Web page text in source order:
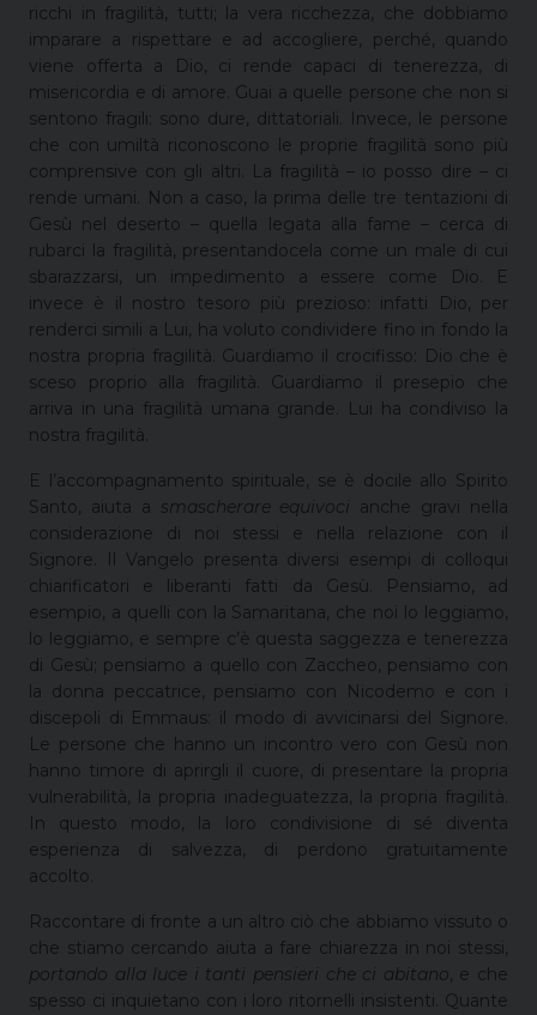
ricchi in fragilità, tutti; la vera ricchezza, che dobbiamo
imparare a rispettare e ad accogliere, perché, quando
viene offerta a Dio, ci rende capaci di tenerezza, di
misericordia e di amore. Guai a quelle persone che non si
sentono fragili: sono dure, dittatoriali. Invece, le persone
che con umiltà riconoscono le proprie fragilità sono più
comprensive con gli altri. La fragilità – io posso dire – ci
rende umani. Non a caso, la prima delle tre tentazioni di
Gesù nel deserto – quella legata alla fame – cerca di
rubarci la fragilità, presentandocela come un male di cui
sbarazzarsi, un impedimento a essere come Dio. E
invece è il nostro tesoro più prezioso: infatti Dio, per
renderci simili a Lui, ha voluto condividere fino in fondo la
nostra propria fragilità. Guardiamo il crocifisso: Dio che è
sceso proprio alla fragilità. Guardiamo il presepio che
arriva in una fragilità umana grande. Lui ha condiviso la
nostra fragilità.
E l’accompagnamento spirituale, se è docile allo Spirito
Santo, aiuta a smascherare equivoci anche gravi nella
considerazione di noi stessi e nella relazione con il
Signore. Il Vangelo presenta diversi esempi di colloqui
chiarificatori e liberanti fatti da Gesù. Pensiamo, ad
esempio, a quelli con la Samaritana, che noi lo leggiamo,
lo leggiamo, e sempre c’è questa saggezza e tenerezza
di Gesù; pensiamo a quello con Zaccheo, pensiamo con
la donna peccatrice, pensiamo con Nicodemo e con i
discepoli di Emmaus: il modo di avvicinarsi del Signore.
Le persone che hanno un incontro vero con Gesù non
hanno timore di aprirgli il cuore, di presentare la propria
vulnerabilità, la propria inadeguatezza, la propria fragilità.
In questo modo, la loro condivisione di sé diventa
esperienza di salvezza, di perdono gratuitamente
accolto.
Raccontare di fronte a un altro ciò che abbiamo vissuto o
che stiamo cercando aiuta a fare chiarezza in noi stessi,
portando alla luce i tanti pensieri che ci abitano, e che
spesso ci inquietano con i loro ritornelli insistenti. Quante